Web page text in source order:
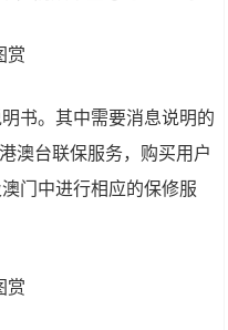
书。其中需要消息说明的
澳台联保服务，购买用户
门中进行相应的保修服